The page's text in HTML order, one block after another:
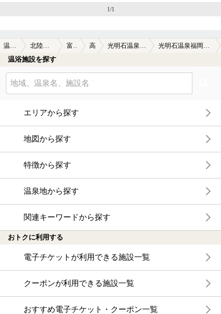
1/1
北陸・甲信越 高岡
温浴施設を探す
エリアから探す
地図から探す
特徴から探す
温泉地から探す
関連キーワードから探す
おトクに利用する
電子チケットが利用できる施設一覧
クーポンが利用できる施設一覧
おすすめ電子チケット・クーポン一覧